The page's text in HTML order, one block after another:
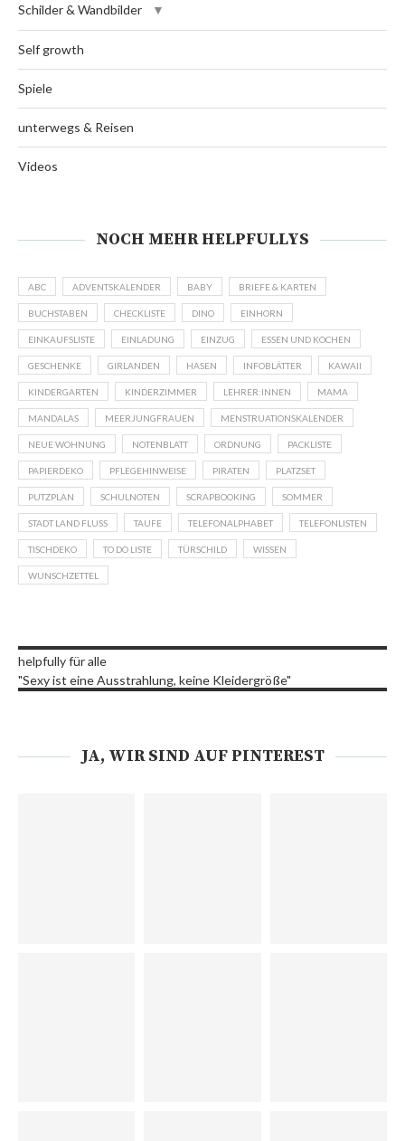
Schilder & Wandbilder
Self growth
Spiele
unterwegs & Reisen
Videos
NOCH MEHR HELPFULLYS
ABC ADVENTSKALENDER BABY BRIEFE & KARTEN
BUCHSTABEN CHECKLISTE DINO EINHORN
EINKAUFSLISTE EINLADUNG EINZUG ESSEN UND KOCHEN
GESCHENKE GIRLANDEN HASEN INFOBLÄTTER KAWAII
KINDERGARTEN KINDERZIMMER LEHRER:INNEN MAMA
MANDALAS MEERJUNGFRAUEN MENSTRUATIONSKALENDER
NEUE WOHNUNG NOTENBLATT ORDNUNG PACKLISTE
PAPIERDEKO PFLEGEHINWEISE PIRATEN PLATZSET
PUTZPLAN SCHULNOTEN SCRAPBOOKING SOMMER
STADT LAND FLUSS TAUFE TELEFONALPHABET TELEFONLISTEN
TISCHDEKO TO DO LISTE TÜRSCHILD WISSEN
WUNSCHZETTEL
helpfully für alle
"Sexy ist eine Ausstrahlung, keine Kleidergröße"
JA, WIR SIND AUF PINTEREST